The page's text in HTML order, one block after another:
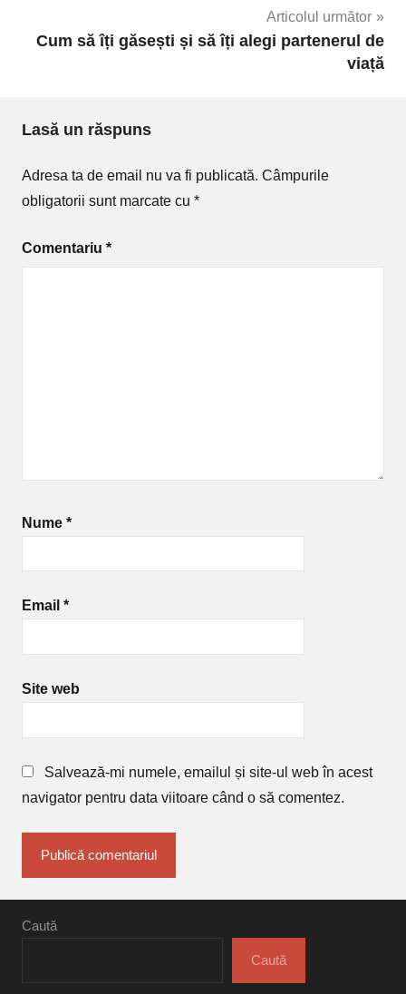
Articolul următor
Cum să îți găsești și să îți alegi partenerul de
viață
Lasă un răspuns
Adresa ta de email nu va fi publicată. Câmpurile
obligatorii sunt marcate cu *
Comentariu *
Nume *
Email *
Site web
Salvează-mi numele, emailul și site-ul web în acest
navigator pentru data viitoare când o să comentez.
Caută
Caută